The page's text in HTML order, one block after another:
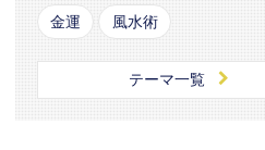
金運 風水術
テーマ一覧